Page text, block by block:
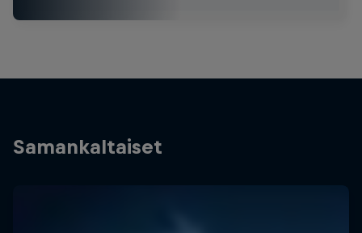
Samankaltaiset